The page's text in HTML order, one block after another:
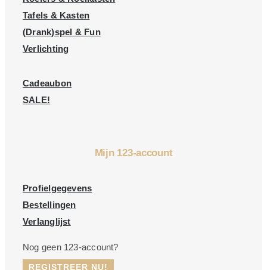
Tafels & Kasten
(Drank)spel & Fun
Verlichting
Cadeaubon
SALE!
Mijn 123-account
Profielgegevens
Bestellingen
Verlanglijst
Nog geen 123-account?
REGISTREER NU!